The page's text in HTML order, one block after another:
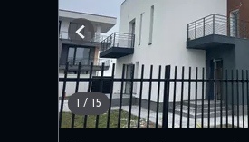
/ 15
Previous